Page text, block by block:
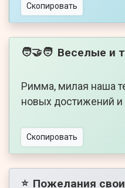
Скопировать
🧑‍🤝‍🧑 Веселые и
Римма, милая наша
новых достижений
Скопировать
⭐ Пожелания